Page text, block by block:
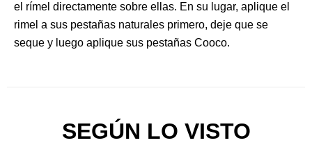
el rímel directamente sobre ellas. En su lugar, aplique el
rimel a sus pestañas naturales primero, deje que se
seque y luego aplique sus pestañas Cooco.
SEGÚN LO VISTO